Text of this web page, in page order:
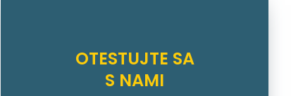
OTESTUJTE SA
S NAMI